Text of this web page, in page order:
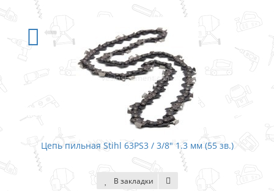
Цепь пильная Stihl 63PS3 / 3/8″ 1.3 мм (55 зв.)
В закладки